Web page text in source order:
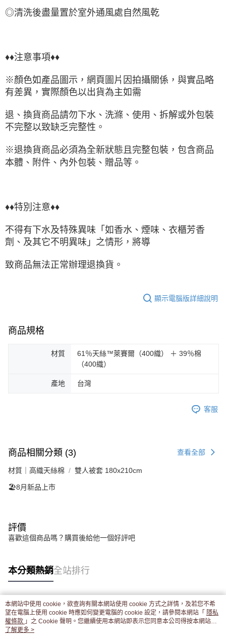
◎清洗後盡量置於室外通風處自然風乾
♦♦注意事項♦♦
※顏色如產品圖示，網頁圖片因拍攝關係，與實品略
有差異，實際顏色以出貨為主如需
退、換貨商品請勿下水、洗滌、使用、拆解或外包裝
不完整以致缺乏完整性。
※退換貨商品必須為全新狀態且完整包裝，包含商品
本體、附件、內外包裝、贈品等。
♦♦特別注意♦♦
不得有下水及特殊異味「如香水、煙味、衣櫃芳香
劑、及其它不明異味」之情形，將導
致商品無法正常辦理退換貨。
顯示電腦版詳細說明
商品規格
材質
61％天絲™萊賽爾（400織） ＋ 39％棉
（400織）
產地 台灣
客服
商品相關分類 (3) 查看全部
材質｜高織天絲棉 雙人被套 180x210cm
🏖️8月新品上市
評價
喜歡這個商品嗎？購買後給他一個好評吧
本分類熱銷全站排行
熱門標籤
本網站中使用 cookie，欲查詢有關本網站使用 cookie 方式之詳情，及若您不希
望在電腦上使用 cookie 時應如何變更電腦的 cookie 設定，請參閱本網站「 隱私
權條款 」之 Cookie 聲明。您繼續使用本網站即表示您同意本公司得按本網站使
用條款之 Cookie 聲明使用 cookie。
了解更多 >